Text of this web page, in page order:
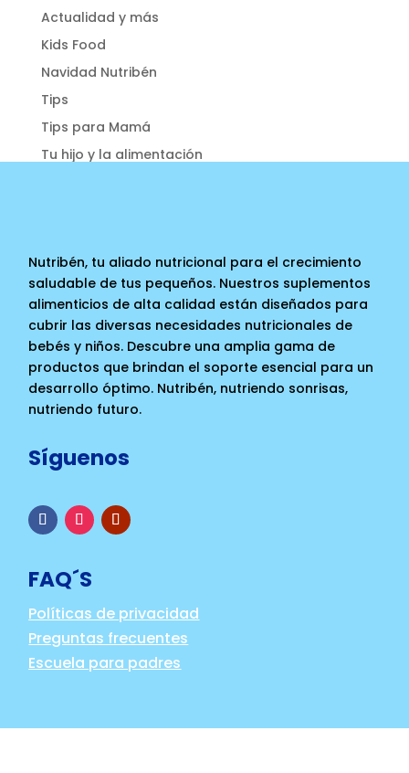
Actualidad y más
Kids Food
Navidad Nutribén
Tips
Tips para Mamá
Tu hijo y la alimentación
Nutribén, tu aliado nutricional para el crecimiento
saludable de tus pequeños. Nuestros suplementos
alimenticios de alta calidad están diseñados para
cubrir las diversas necesidades nutricionales de
bebés y niños. Descubre una amplia gama de
productos que brindan el soporte esencial para un
desarrollo óptimo. Nutribén, nutriendo sonrisas,
nutriendo futuro.
Síguenos
FAQ´S
Políticas de privacidad
Preguntas frecuentes
Escuela para padres